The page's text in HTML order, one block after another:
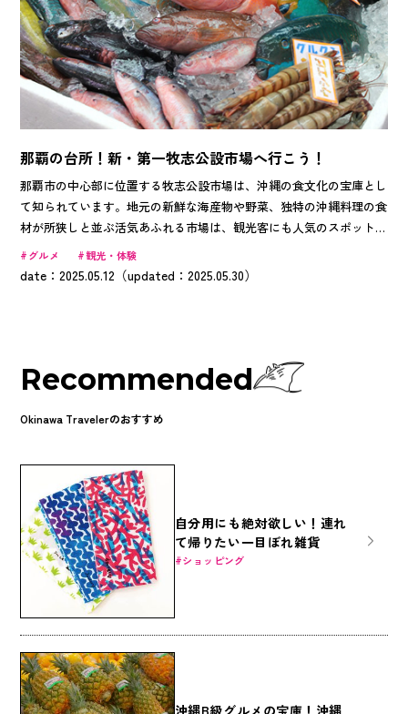
那覇の台所！新・第一牧志公設市場へ行こう！
那覇市の中心部に位置する牧志公設市場は、沖縄の食文化の宝庫とし
て知られています。地元の新鮮な海産物や野菜、独特の沖縄料理の食
材が所狭しと並ぶ活気あふれる市場は、観光客にも人気のスポット！
2023年3月にリニューアルOPENし、伝統と現代が融合した新たな魅力
を発信し続けています。
グルメ 観光・体験
date：2025.05.12（updated：2025.05.30）
Recommended
Okinawa Travelerのおすすめ
自分用にも絶対欲しい！連れ
て帰りたい一目ぼれ雑貨
ショッピング